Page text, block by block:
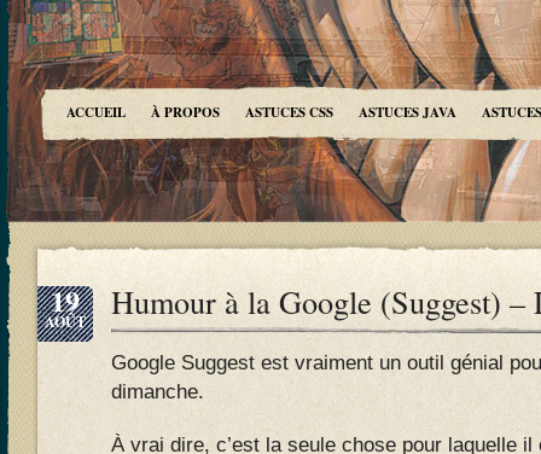
ACCUEIL À PROPOS ASTUCES CSS ASTUCES JAVA
19
AOÛT Humour à la Google (Suggest) –
Google Suggest est vraiment un outil génial
dimanche.
À vrai dire, c’est la seule chose pour laquelle